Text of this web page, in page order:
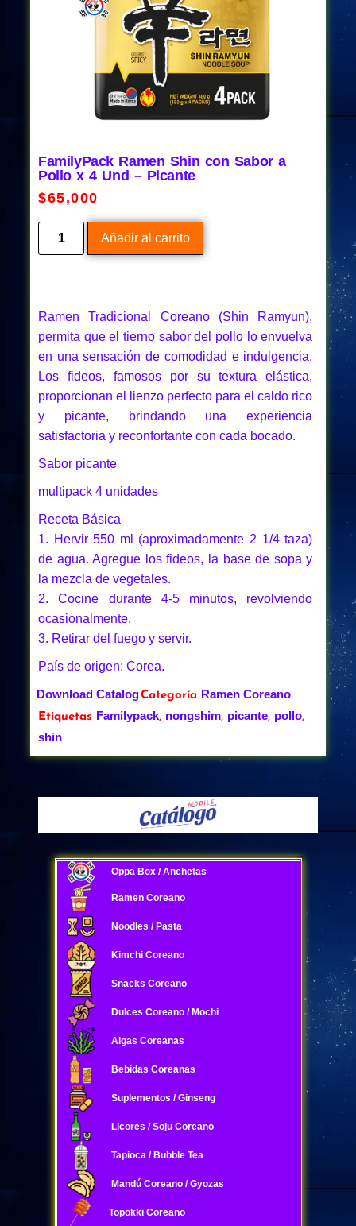
FamilyPack Ramen Shin con Sabor a
Pollo x 4 Und – Picante
$65,000
Añadir al carrito
Ramen Tradicional Coreano (Shin Ramyun),
permita que el tierno sabor del pollo lo envuelva
en una sensación de comodidad e indulgencia.
Los fideos, famosos por su textura elástica,
proporcionan el lienzo perfecto para el caldo rico
y picante, brindando una experiencia
satisfactoria y reconfortante con cada bocado.
Sabor picante
multipack 4 unidades
Receta Básica
1. Hervir 550 ml (aproximadamente 2 1/4 taza)
de agua. Agregue los fideos, la base de sopa y
la mezcla de vegetales.
2. Cocine durante 4-5 minutos, revolviendo
ocasionalmente.
3. Retirar del fuego y servir.
País de origen: Corea.
Download CatalogCategoría Ramen Coreano
Etiquetas Familypack, nongshim, picante, pollo,
shin
Oppa Box / Anchetas
Ramen Coreano
Noodles / Pasta
Kimchi Coreano
Snacks Coreano
Dulces Coreano / Mochi
Algas Coreanas
Bebidas Coreanas
Suplementos / Ginseng
Licores / Soju Coreano
Tapioca / Bubble Tea
Mandú Coreano / Gyozas
Topokki Coreano